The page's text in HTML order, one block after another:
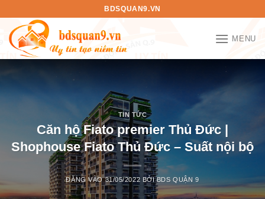
nội
dung
BDSQUAN9.VN
MENU
TIN TỨC
Căn hộ Fiato premier Thủ Đức |
Shophouse Fiato Thủ Đức – Suất nội bộ
ĐĂNG VÀO31/05/2022 BỞIBDS QUẬN 9